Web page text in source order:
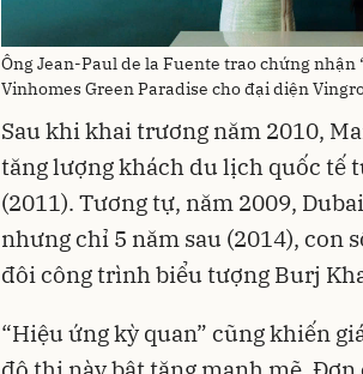
Ông Jean-Paul de la Fuente trao chứng
Vinhomes Green Paradise cho đại diện
Sau khi khai trương năm 2010,
tăng lượng khách du lịch quốc tế
(2011). Tương tự, năm 2009,
nhưng chỉ 5 năm sau (2014), con
đôi công trình biểu tượng Burj
“Hiệu ứng kỳ quan” cũng khiến